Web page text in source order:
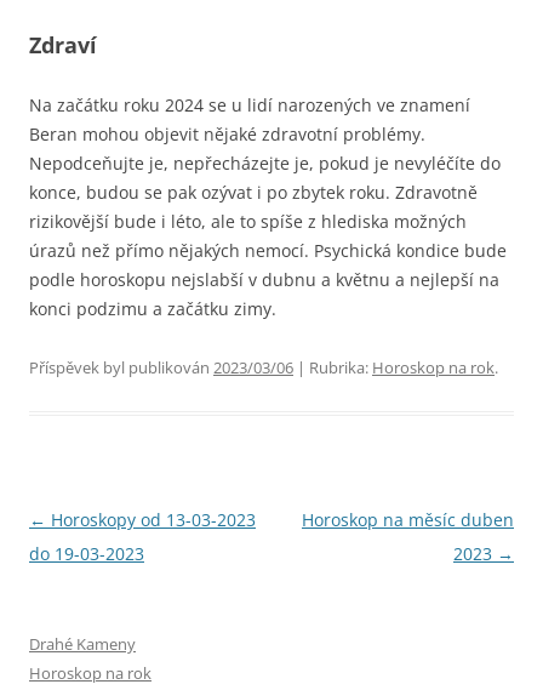
Zdraví
Na začátku roku 2024 se u lidí narozených ve znamení
Beran mohou objevit nějaké zdravotní problémy.
Nepodceňujte je, nepřecházejte je, pokud je nevyléčíte do
konce, budou se pak ozývat i po zbytek roku. Zdravotně
rizikovější bude i léto, ale to spíše z hlediska možných
úrazů než přímo nějakých nemocí. Psychická kondice bude
podle horoskopu nejslabší v dubnu a květnu a nejlepší na
konci podzimu a začátku zimy.
Příspěvek byl publikován 2023/03/06 | Rubrika: Horoskop na rok.
Navigace
pro
← Horoskopy od 13-03-2023
do 19-03-2023
Horoskop na měsíc duben
2023 →
Drahé Kameny
Horoskop na rok